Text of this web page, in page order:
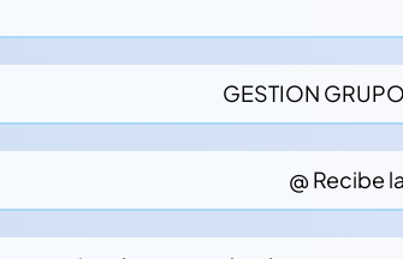
GESTION
@ Recibe